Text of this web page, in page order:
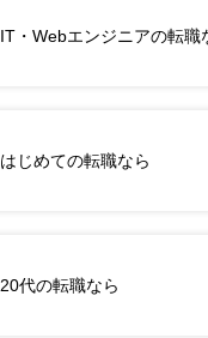
IT・Webエンジニアの転職
はじめての転職なら
20代の転職なら